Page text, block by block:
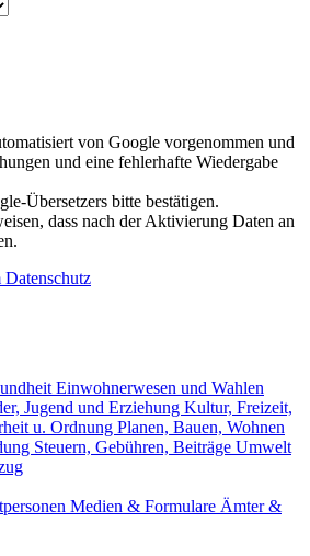
von Google vorgenommen und
und eine fehlerhafte Wiedergabe
Übersetzers bitte bestätigen.
dass nach der Aktivierung Daten an
Einwohnerwesen und Wahlen
Jugend und Erziehung Kultur, Freizeit,
u. Ordnung Planen, Bauen, Wohnen
Steuern, Gebühren, Beiträge Umwelt
Medien & Formulare Ämter &